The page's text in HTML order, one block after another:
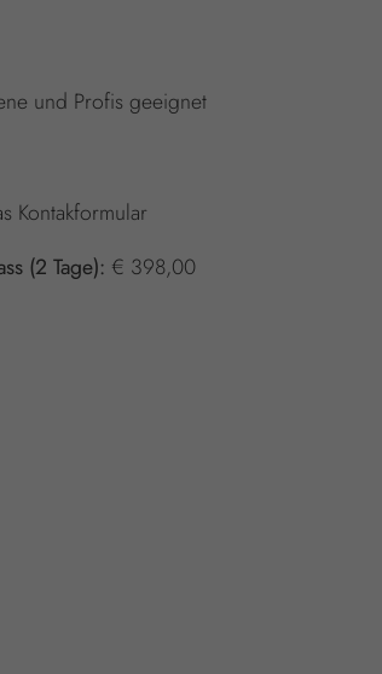
und Profis geeignet
Kontakformular
(2 Tage): € 398,00